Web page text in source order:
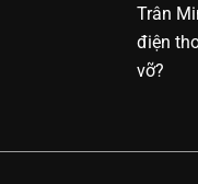
Trân
điện
vỡ?